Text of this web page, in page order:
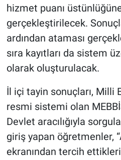
hizmet puanı
gerçekleştirilecek.
ardından ataması
sıra kayıtları da sistem
olarak oluşturulacak.
İl içi tayin sonuçları, Milli
resmi sistemi olan
Devlet aracılığıyla
giriş yapan öğretmenler,
ekranından tercih